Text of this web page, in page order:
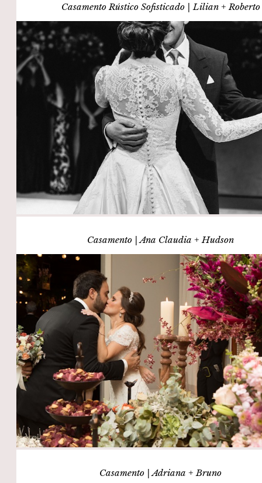
Casamento Rústico Sofisticado | Lilian + Roberto
Casamento | Ana Claudia + Hudson
Casamento | Adriana + Bruno